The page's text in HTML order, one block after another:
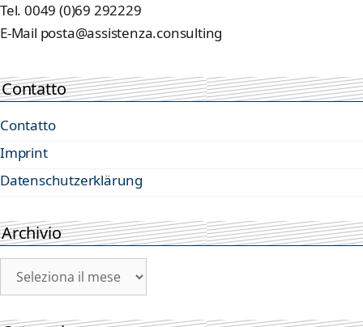
Tel. 0049 (0)69 292229
E-Mail posta@assistenza.consulting
Contatto
Contatto
Imprint
Datenschutzerklärung
Archivio
Archivio